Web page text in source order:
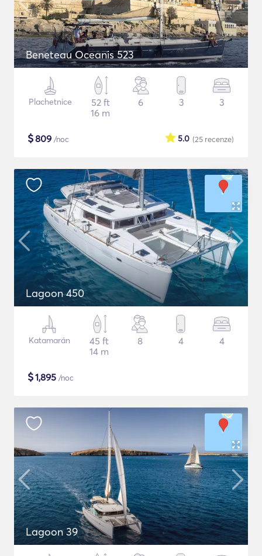
Beneteau Oceanis 523
Plachetnice
52 ft
16 m
6 3 3
$809 /noc (25 recenze)
5.0
Lagoon 450
Katamarán
45 ft
14 m
8 4 4
$1,895 /noc
Lagoon 39